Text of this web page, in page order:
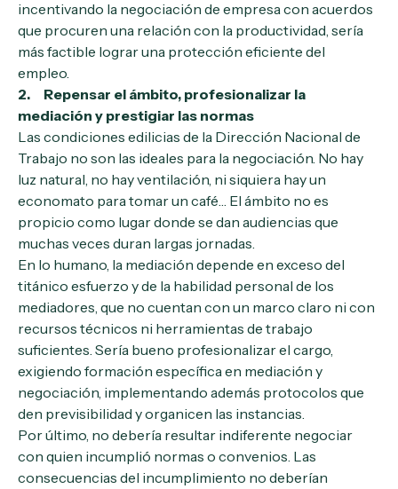
incentivando la negociación de empresa con acuerdos
que procuren una relación con la productividad, sería
más factible lograr una protección eficiente del
empleo.
2. Repensar el ámbito, profesionalizar la
mediación y prestigiar las normas
Las condiciones edilicias de la Dirección Nacional de
Trabajo no son las ideales para la negociación. No hay
luz natural, no hay ventilación, ni siquiera hay un
economato para tomar un café… El ámbito no es
propicio como lugar donde se dan audiencias que
muchas veces duran largas jornadas.
En lo humano, la mediación depende en exceso del
titánico esfuerzo y de la habilidad personal de los
mediadores, que no cuentan con un marco claro ni con
recursos técnicos ni herramientas de trabajo
suficientes. Sería bueno profesionalizar el cargo,
exigiendo formación específica en mediación y
negociación, implementando además protocolos que
den previsibilidad y organicen las instancias.
Por último, no debería resultar indiferente negociar
con quien incumplió normas o convenios. Las
consecuencias del incumplimiento no deberían